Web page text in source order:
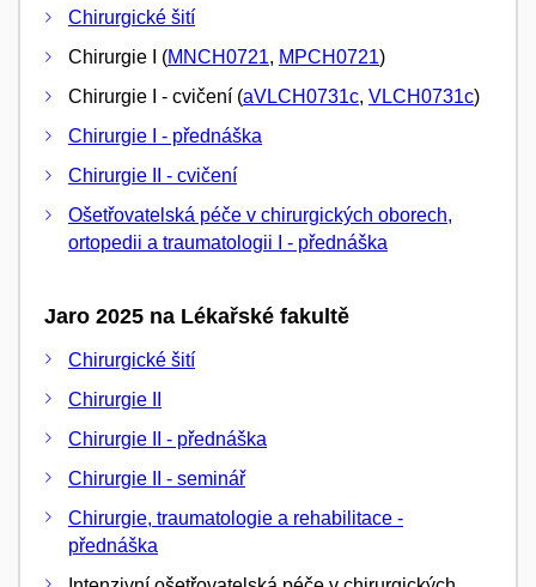
Chirurgické šití
Chirurgie I (MNCH0721, MPCH0721)
Chirurgie I - cvičení (aVLCH0731c, VLCH0731c)
Chirurgie I - přednáška
Chirurgie II - cvičení
Ošetřovatelská péče v chirurgických oborech,
ortopedii a traumatologii I - přednáška
Jaro 2025 na Lékařské fakultě
Chirurgické šití
Chirurgie II
Chirurgie II - přednáška
Chirurgie II - seminář
Chirurgie, traumatologie a rehabilitace -
přednáška